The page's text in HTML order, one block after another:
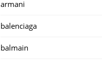
armani
balenciaga
balmain